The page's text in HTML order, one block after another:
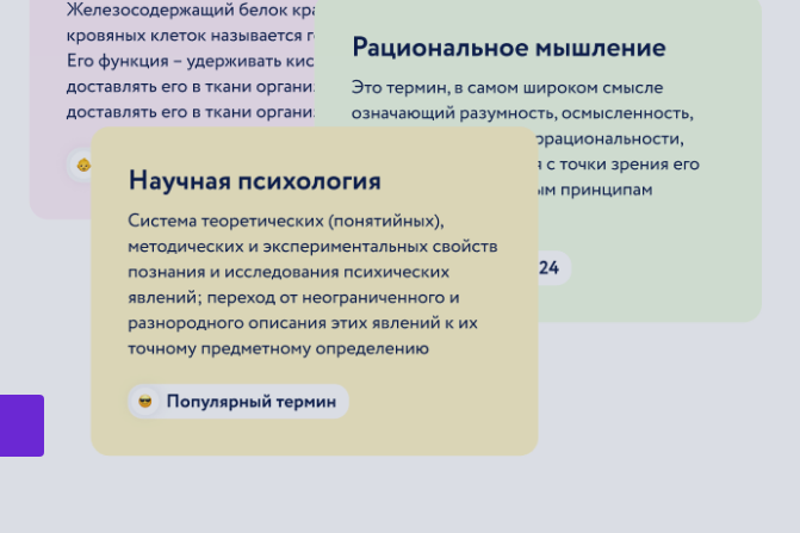
Время пуска электроагрегата (электростанции)
Выходное устройство электроагрегата (электростанции)
Длительная работа электроагрегата (электростанции)
Заземляющее устройство электроагрегата (электростанции)
Заземляющий зажим электроагрегата (электростанции)